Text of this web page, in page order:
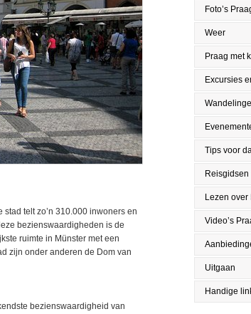
telt zo’n 310.000 inwoners en
bezienswaardigheden is de
ruimte in Münster met een
zijn onder anderen de Dom van
bezienswaardigheid van
Foto’s
Weer
Praag met
Excursies
Tips voor
Reisgidsen
Lezen over
Video’s
Uitgaan
Handige